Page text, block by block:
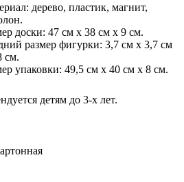
дерево, пластик, магнит,
доски: 47 см x 38 см x 9 см.
размер фигурки: 3,7 см x 3,7 см
см.
упаковки: 49,5 см x 40 см x 8 см.
детям до 3-х лет.